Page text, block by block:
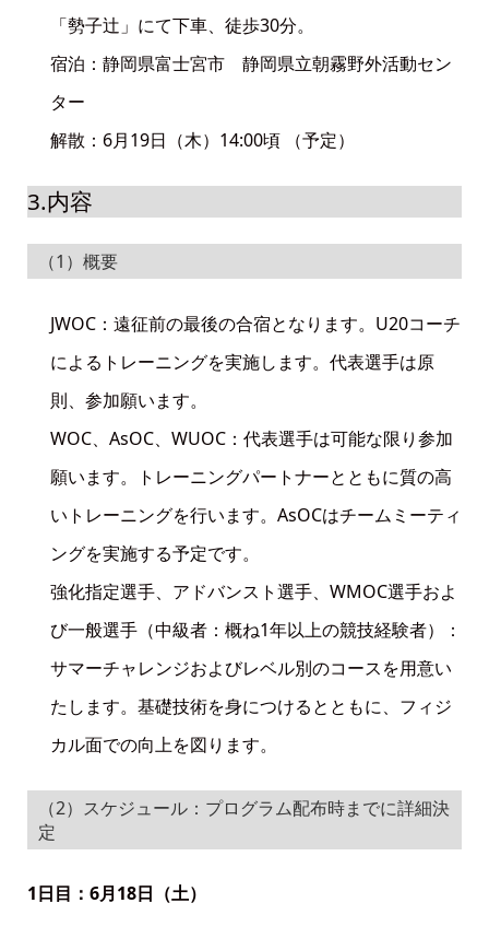
「勢子辻」にて下車、徒歩30分。
宿泊：静岡県富士宮市 静岡県立朝霧野外活動セン
ター
解散：6月19日（木）14:00頃 （予定）
3.内容
（1）概要
JWOC：遠征前の最後の合宿となります。U20コーチ
によるトレーニングを実施します。代表選手は原
則、参加願います。
WOC、AsOC、WUOC：代表選手は可能な限り参加
願います。トレーニングパートナーとともに質の高
いトレーニングを行います。AsOCはチームミーティ
ングを実施する予定です。
強化指定選手、アドバンスト選手、WMOC選手およ
び一般選手（中級者：概ね1年以上の競技経験者）：
サマーチャレンジおよびレベル別のコースを用意い
たします。基礎技術を身につけるとともに、フィジ
カル面での向上を図ります。
（2）スケジュール：プログラム配布時までに詳細決
定
1日目：6月18日（土）